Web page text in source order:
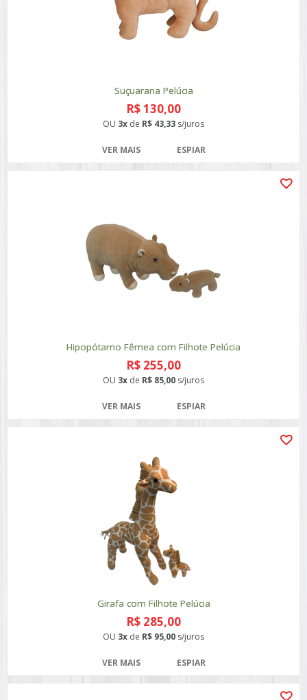
Suçuarana Pelúcia
R$ 130,00
OU 3x de R$ 43,33 s/juros
VER MAIS ESPIAR
Hipopótamo Fêmea com Filhote Pelúcia
R$ 255,00
OU 3x de R$ 85,00 s/juros
VER MAIS ESPIAR
Girafa com Filhote Pelúcia
R$ 285,00
OU 3x de R$ 95,00 s/juros
VER MAIS ESPIAR